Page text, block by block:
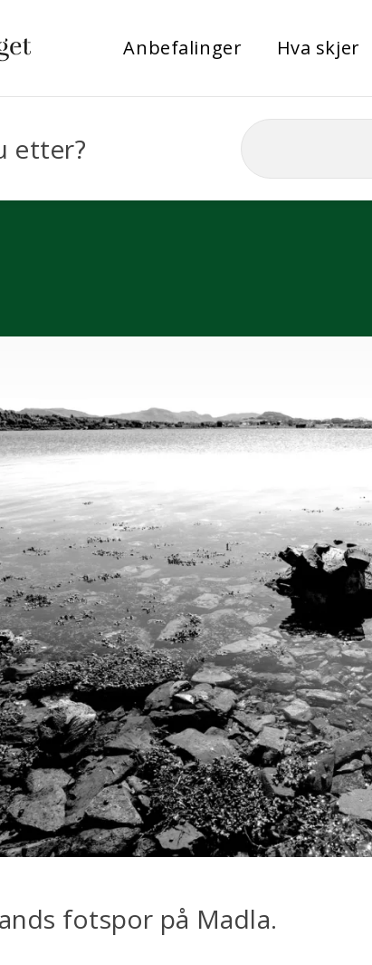
Anbefalinger Hva skjer
etter?
fotspor på Madla.